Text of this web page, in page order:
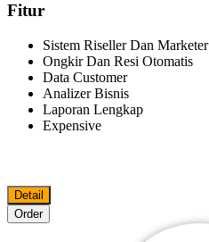
Fitur
Sistem Riseller Dan Marketer
Ongkir Dan Resi Otomatis
Data Customer
Analizer Bisnis
Laporan Lengkap
Expensive
Detail
Order